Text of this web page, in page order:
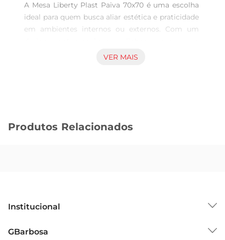
A Mesa Liberty Plast Paiva 70x70 é uma escolha
ideal para quem busca aliar estética e praticidade
em ambientes internos ou externos. Com um
mesa se adapta facilmente a diferentes estilos de
Com medidas de 70 cm x 70 cm, essa mesa é
descontração com amigos.
A Mesa Liberty é perfeita para diversas ocasiões,
VER MAIS
Produtos Relacionados
Institucional
Grupo Cencosud
GBarbosa